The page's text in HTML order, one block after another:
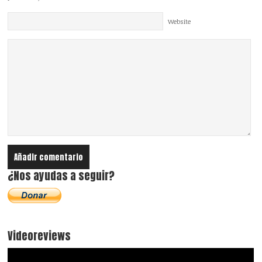
Website
¿Nos ayudas a seguir?
Videoreviews